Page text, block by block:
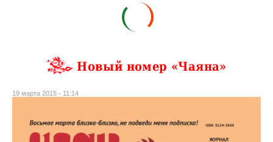
Новый номер «Чаяна»
19 марта 2015 - 11:14